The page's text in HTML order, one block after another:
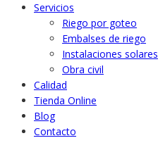
Servicios
Riego por goteo
Embalses de riego
Instalaciones solares
Obra civil
Calidad
Tienda Online
Blog
Contacto